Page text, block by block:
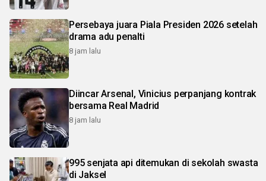
Persebaya juara Piala Presiden 2026 setelah
drama adu penalti
8 jam lalu
Diincar Arsenal, Vinicius perpanjang kontrak
bersama Real Madrid
8 jam lalu
995 senjata api ditemukan di sekolah swasta
di Jaksel